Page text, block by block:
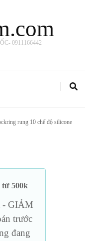
0911166442
rung 10 chế độ silicone
từ 500k
- GIẢM
trước
đang